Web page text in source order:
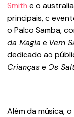
Smith e o
principais, o
o Palco Samba,
da Magia e Vem
dedicado ao
Criançase Os
Além da música,